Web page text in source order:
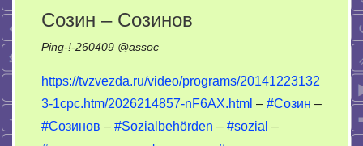
linksradikale
Story
Созин – Созинов
Ping-!-260409 @assoc
https://tvzvezda.ru/video/programs/20141223132
3-1cpc.htm/2026214857-nF6AX.html – #Созин –
#Созинов – #Sozialbehörden – #sozial –